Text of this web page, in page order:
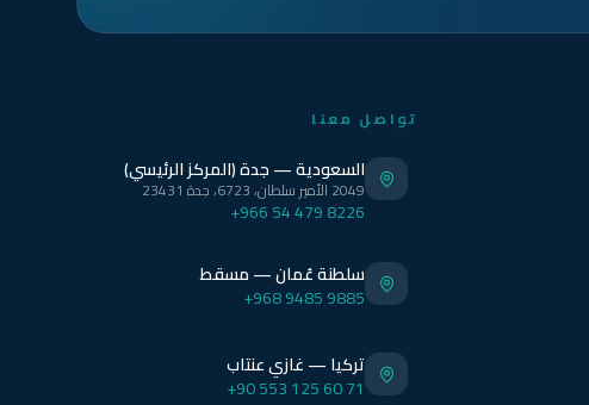
تواصل معنا
السعودية — جدة (المركز الرئيسي)
2049 الأمير سلطان، 6723، جدة 23431
+966 54 479 8226
سلطنة عُمان — مسقط
+968 9485 9885
تركيا — غازي عنتاب
+90 553 125 60 71